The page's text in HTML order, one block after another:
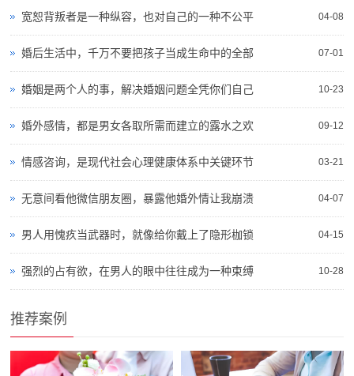
04-08
宽恕背叛者是一种纵容，也对自己的一种不公平
07-01
婚后生活中，千万不要把孩子当成生命中的全部
10-23
婚姻是两个人的事，解决婚姻问题全凭你们自己
09-12
婚外感情，都是男女各取所需而建立的露水之欢
03-21
情感咨询，是现代社会心理健康体系中关键环节
04-07
无意间看他微信朋友圈，暴露他婚外情让我崩溃
04-15
男人用愧疚当武器时，就像给你戴上了隐形枷锁
10-28
强烈的占有欲，在男人的眼中往往成为一种束缚
推荐案例